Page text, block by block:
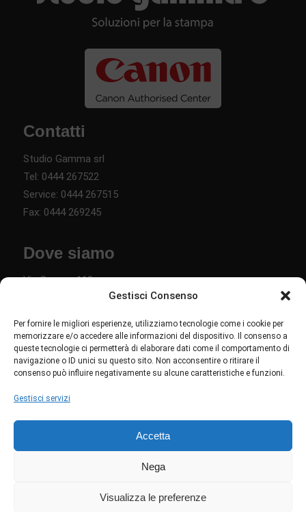
Gestisci Consenso
Per fornire le migliori esperienze, utilizziamo tecnologie come i cookie per
memorizzare e/o accedere alle informazioni del dispositivo. Il consenso a
queste tecnologie ci permetterà di elaborare dati come il comportamento di
navigazione o ID unici su questo sito. Non acconsentire o ritirare il
consenso può influire negativamente su alcune caratteristiche e funzioni.
Gestisci servizi
Accetta
Nega
Visualizza le preferenze
Contatti
Studio Gamma srl
Tel: 0444 267522
Service: 0444 267515
Fax: 0444 269245
Dove siamo
Via Savona 110
36040 Torri di Quartesolo VI
Links
Chi siamo
Cookie policy
Copyright © Studio Gamma srl - P.iva: 00775610249 - Creatività e